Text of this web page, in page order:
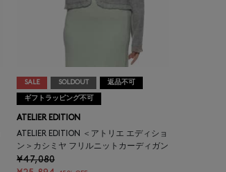
SALE SOLDOUT 返品不可
ギフトラッピング不可
ATELIER EDITION
ATELIER EDITION ＜アトリエ エディショ
ン＞カシミヤ フリルニットカーディガン
¥47,080